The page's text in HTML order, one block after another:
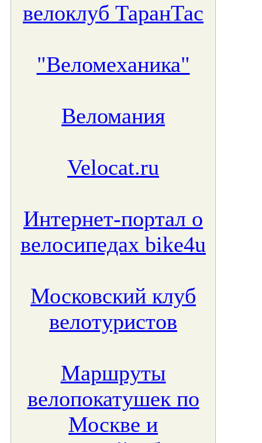
велоклуб ТаранТас
"Веломеханика"
Веломания
Velocat.ru
Интернет-портал о
велосипедах bike4u
Московский клуб
велотуристов
Маршруты
велопокатушек по
Москве и